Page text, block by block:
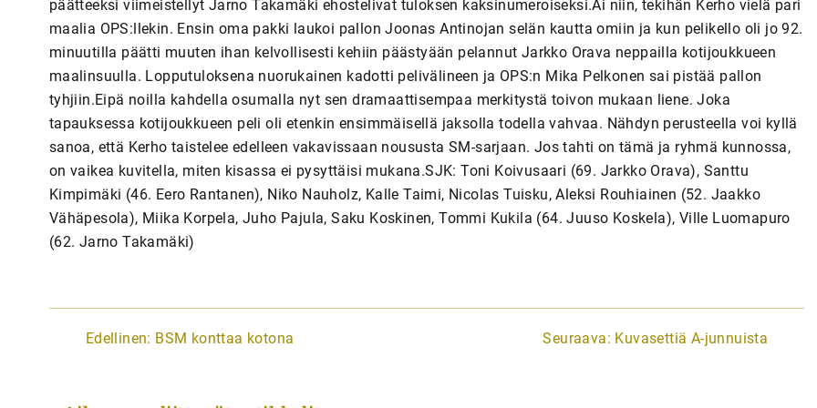
päätteeksi viimeistellyt Jarno Takamäki ehostelivat tuloksen kaksinumeroiseksi.Ai niin, tekihän Kerho vielä pari
maalia OPS:llekin. Ensin oma pakki laukoi pallon Joonas Antinojan selän kautta omiin ja kun pelikello oli jo 92.
minuutilla päätti muuten ihan kelvollisesti kehiin päästyään pelannut Jarkko Orava neppailla kotijoukkueen
maalinsuulla. Lopputuloksena nuorukainen kadotti pelivälineen ja OPS:n Mika Pelkonen sai pistää pallon
tyhjiin.Eipä noilla kahdella osumalla nyt sen dramaattisempaa merkitystä toivon mukaan liene. Joka
tapauksessa kotijoukkueen peli oli etenkin ensimmäisellä jaksolla todella vahvaa. Nähdyn perusteella voi kyllä
sanoa, että Kerho taistelee edelleen vakavissaan noususta SM-sarjaan. Jos tahti on tämä ja ryhmä kunnossa,
on vaikea kuvitella, miten kisassa ei pysyttäisi mukana.SJK: Toni Koivusaari (69. Jarkko Orava), Santtu
Kimpimäki (46. Eero Rantanen), Niko Nauholz, Kalle Taimi, Nicolas Tuisku, Aleksi Rouhiainen (52. Jaakko
Vähäpesola), Miika Korpela, Juho Pajula, Saku Koskinen, Tommi Kukila (64. Juuso Koskela), Ville Luomapuro
(62. Jarno Takamäki)
A
Edellinen: BSM konttaa kotona Seuraava: Kuvasettiä A-junnuista